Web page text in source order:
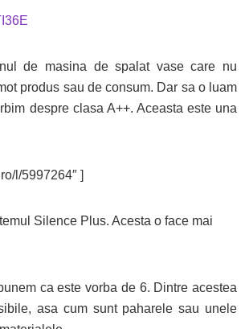
de masina de spalat vase care nu
produs sau de consum. Dar sa o luam
despre clasa A++. Aceasta este una
l/5997264″ ]
Silence Plus. Acesta o face mai
ca este vorba de 6. Dintre acestea
asa cum sunt paharele sau unele